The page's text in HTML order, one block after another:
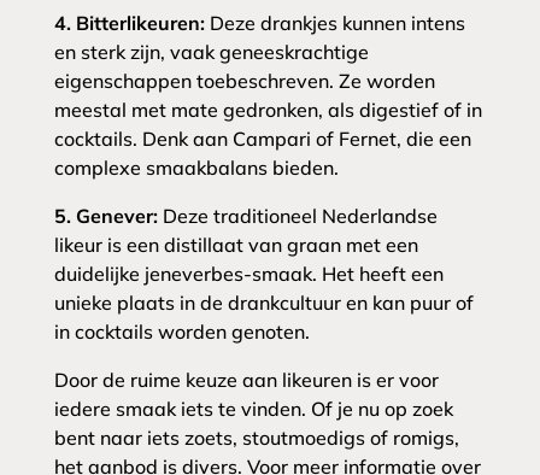
4. Bitterlikeuren:Deze drankjes kunnen intens
en sterk zijn, vaak geneeskrachtige
eigenschappen toebeschreven. Ze worden
meestal met mate gedronken, als digestief of in
cocktails. Denk aan Campari of Fernet, die een
complexe smaakbalans bieden.
5. Genever:Deze traditioneel Nederlandse
likeur is een distillaat van graan met een
duidelijke jeneverbes-smaak. Het heeft een
unieke plaats in de drankcultuur en kan puur of
in cocktails worden genoten.
Door de ruime keuze aan likeuren is er voor
iedere smaak iets te vinden. Of je nu op zoek
bent naar iets zoets, stoutmoedigs of romigs,
het aanbod is divers. Voor meer informatie over